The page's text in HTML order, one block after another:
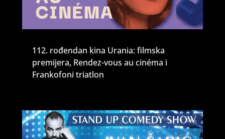
112. rođendan kina Urania: filmska
premijera, Rendez-vous au cinéma i
Frankofoni triatlon